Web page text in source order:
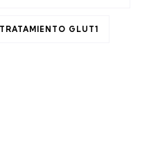
TRATAMIENTO GLUT1